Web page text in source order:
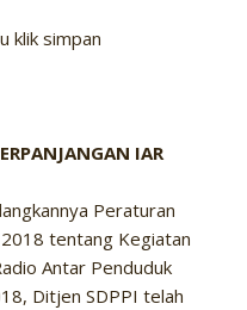
klik simpan
IAR
Peraturan
tentang Kegiatan
Antar Penduduk
Ditjen SDPPI telah